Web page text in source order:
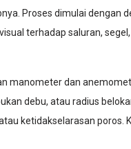
Proses dimulai
terhadap saluran,
manometer dan
debu, atau radius
ketidakselarasan